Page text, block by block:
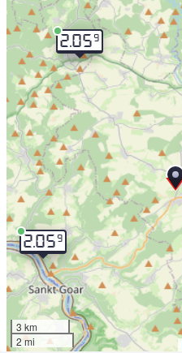
2.059
2.059
3 km
2 mi